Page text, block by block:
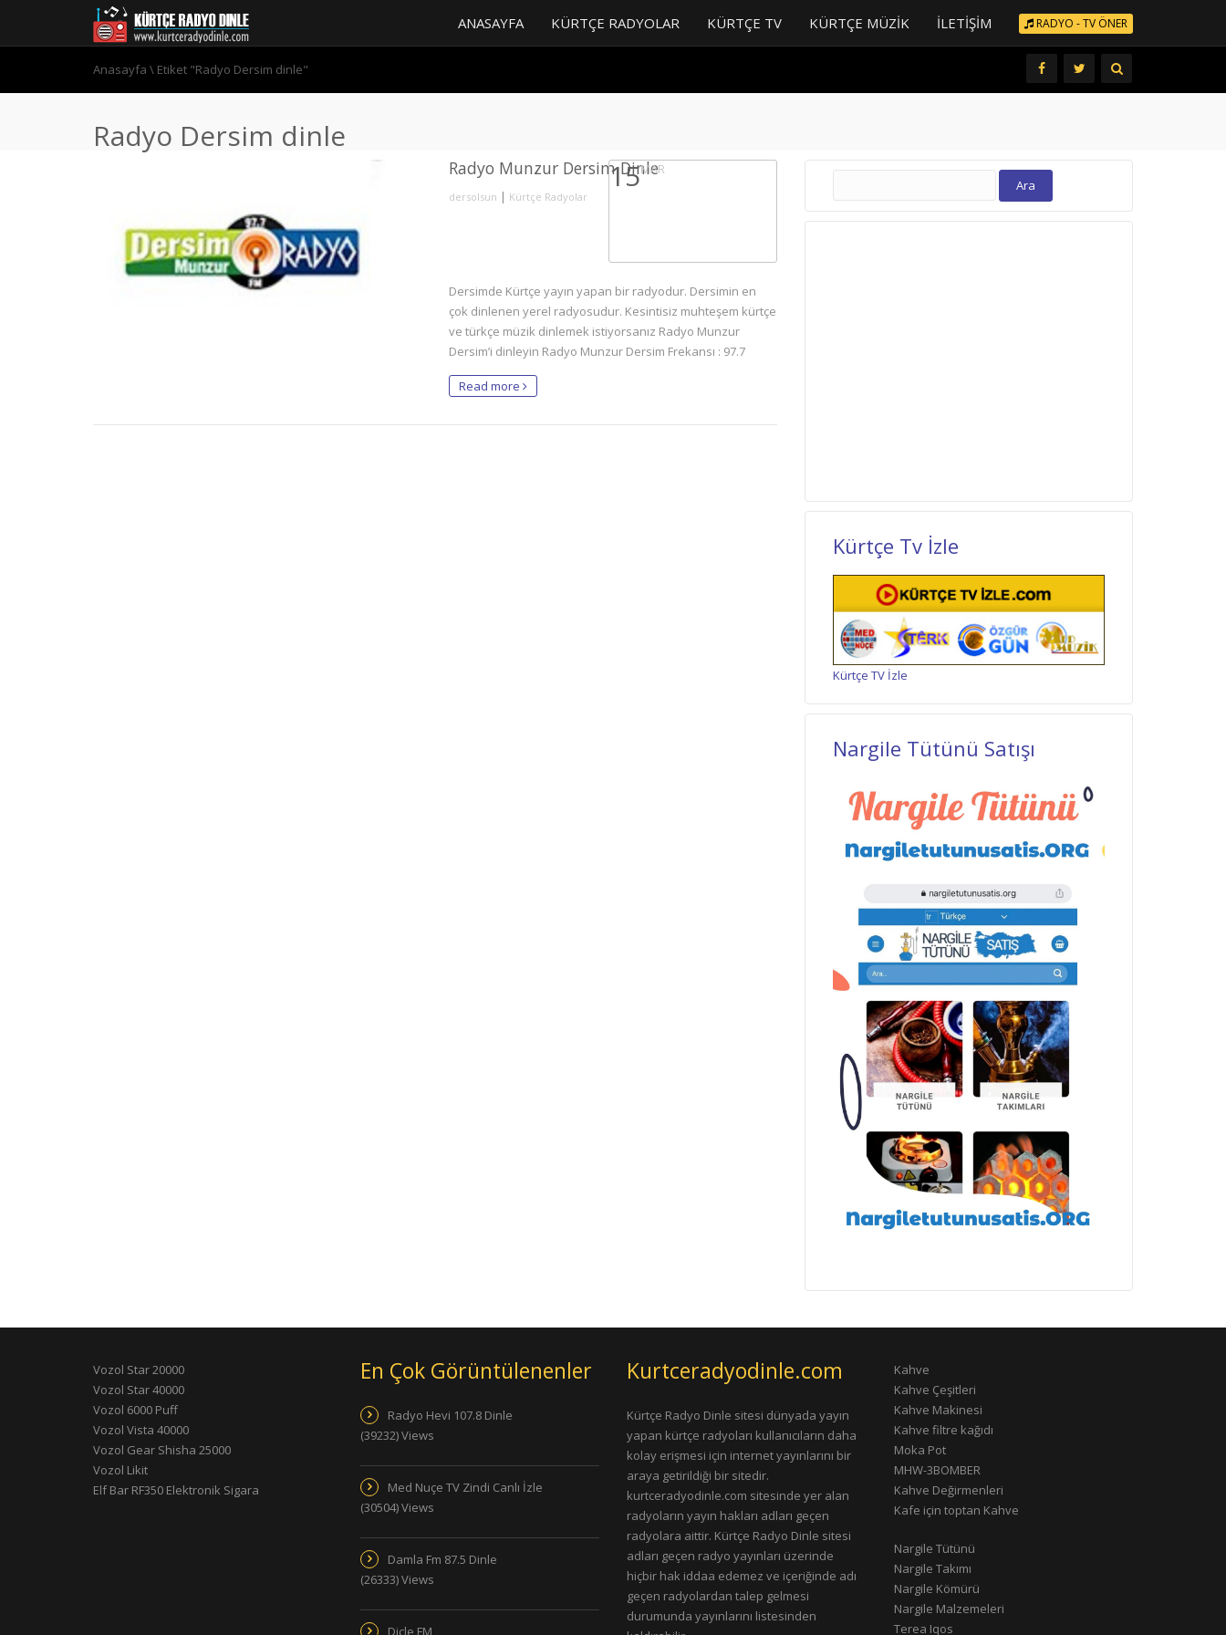
RADYO - TV ÖNER
ANASAYFA KÜRTÇE RADYOLAR KÜRTÇE TV KÜRTÇE MÜZIK İLETIŞIM
Anasayfa \ Etiket "Radyo Dersim dinle"
Radyo Dersim dinle
Radyo Munzur Dersim Dinle
dersolsun | Kürtçe Radyolar
15MAR
Dersimde Kürtçe yayın yapan bir radyodur. Dersimin en
çok dinlenen yerel radyosudur. Kesintisiz muhteşem kürtçe
ve türkçe müzik dinlemek istiyorsanız Radyo Munzur
Dersim’i dinleyin Radyo Munzur Dersim Frekansı : 97.7
Read more
Arama:
Kürtçe Tv İzle
Kürtçe TV İzle
Nargile Tütünü Satışı
Vozol Star 20000
Vozol Star 40000
Vozol 6000 Puff
Vozol Vista 40000
Vozol Gear Shisha 25000
Vozol Likit
Elf Bar RF350 Elektronik Sigara
En Çok Görüntülenenler
Radyo Hevi 107.8 Dinle
(39232) Views
Med Nuçe TV Zindi Canlı İzle
(30504) Views
Damla Fm 87.5 Dinle
(26333) Views
Kurtceradyodinle.com
Kürtçe Radyo Dinle sitesi dünyada yayın
yapan kürtçe radyoları kullanıcıların daha
kolay erişmesi için internet yayınlarını bir
araya getirildiği bir sitedir.
kurtceradyodinle.com sitesinde yer alan
radyoların yayın hakları adları geçen
radyolara aittir. Kürtçe Radyo Dinle sitesi
adları geçen radyo yayınları üzerinde
hiçbir hak iddaa edemez ve içeriğinde adı
geçen radyolardan talep gelmesi
durumunda yayınlarını listesinden
Kahve
Kahve Çeşitleri
Kahve Makinesi
Kahve filtre kağıdı
Moka Pot
MHW-3BOMBER
Kahve Değirmenleri
Kafe için toptan Kahve
Nargile Tütünü
Nargile Takımı
Nargile Kömürü
Nargile Malzemeleri
Terea Iqos